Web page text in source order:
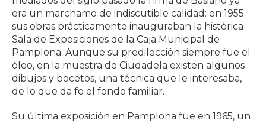
era un marchamo de indiscutible calidad: en 1955
sus obras prácticamente inauguraban la histórica
Sala de Exposiciones de la Caja Municipal de
Pamplona. Aunque su predilección siempre fue el
óleo, en la muestra de Ciudadela existen algunos
dibujos y bocetos, una técnica que le interesaba,
de lo que da fe el fondo familiar.
Su última exposición en Pamplona fue en 1965, un